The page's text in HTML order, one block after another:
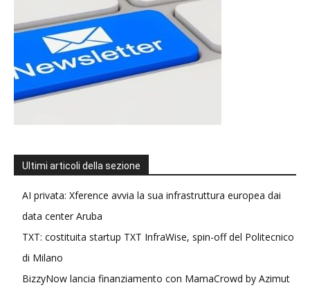
Ultimi articoli della sezione
AI privata: Xference avvia la sua infrastruttura europea dai
data center Aruba
TXT: costituita startup TXT InfraWise, spin-off del Politecnico
di Milano
BizzyNow lancia finanziamento con MamaCrowd by Azimut